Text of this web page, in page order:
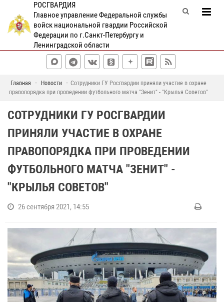
РОСГВАРДИЯ
Главное управление Федеральной службы
войск национальной гвардии Российской
Федерации по г.Санкт-Петербургу и
Ленинградской области
Главная Новости
Сотрудники ГУ Росгвардии приняли участие в охране
правопорядка при проведении футбольного матча "Зенит" - "Крылья Советов"
СОТРУДНИКИ ГУ РОСГВАРДИИ
ПРИНЯЛИ УЧАСТИЕ В ОХРАНЕ
ПРАВОПОРЯДКА ПРИ ПРОВЕДЕНИИ
ФУТБОЛЬНОГО МАТЧА "ЗЕНИТ" -
"КРЫЛЬЯ СОВЕТОВ"
26 сентября 2021, 14:55